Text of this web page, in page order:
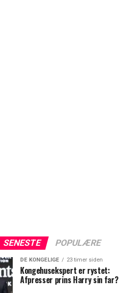
SENESTE POPULÆRE
DE KONGELIGE 23 timer siden
Kongehusekspert er rystet:
Afpresser prins Harry sin far?